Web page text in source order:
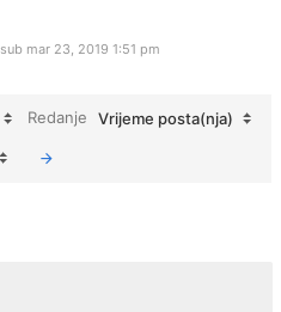
sub mar 23, 2019 1:51 pm
Redanje Vrijeme posta(nja)